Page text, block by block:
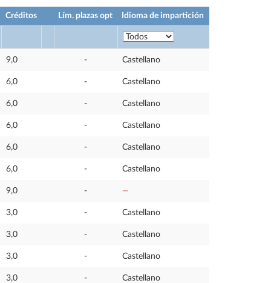
Créditos Lím. plazas opt Idioma de impartición
9,0 - Castellano
6,0 - Castellano
6,0 - Castellano
6,0 - Castellano
6,0 - Castellano
6,0 - Castellano
9,0 - —
3,0 - Castellano
3,0 - Castellano
3,0 - Castellano
3,0 - Castellano